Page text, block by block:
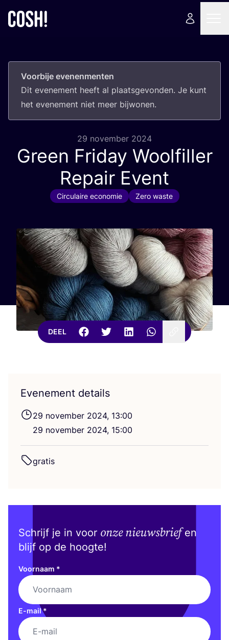
Voorbije evenenmenten
Dit eve­ne­ment heeft al plaats­ge­von­den. Je kunt
het eve­ne­ment niet meer bijwonen.
29 november 2024
Green Friday Woolfiller
Repair Event
Circulaire economie Zero waste
DEEL
Evenement details
29 novem­ber 2024, 13:00
29 novem­ber 2024, 15:00
gra­tis
Schrijf je in voor onze nieuwsbriefen
blijf op de hoogte!
Voornaam *
E-mail*